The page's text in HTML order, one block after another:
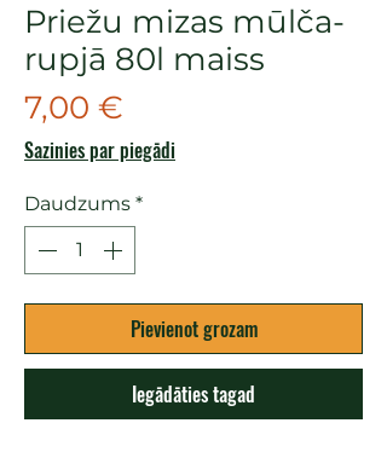
Priežu mizas mūlča-
rupjā 80l maiss
7,00 €
Sazinies par piegādi
Daudzums *
Pievienot grozam
Iegādāties tagad